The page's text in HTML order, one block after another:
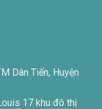
Dân Tiến, Huyện
17 khu đô thị